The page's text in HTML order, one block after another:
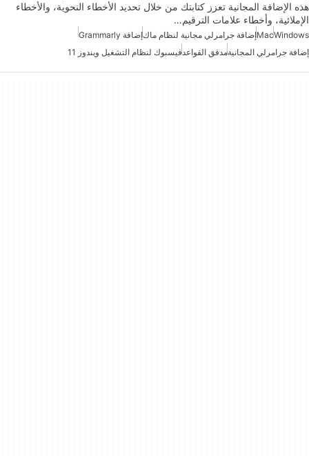
هذه الإضافة المجانية تعزز كتابتك من خلال تحديد الأخطاء النحوية، والأخطاء
الإملائية، وأخطاء علامات الترقيم…
Windows
Macإضافة جرامرلي مجانية لنظام ماكإضافة Grammarly
إضافة جرامرلي المجانيةمدقق القواعدفيسبوك لنظام التشغيل ويندوز 11